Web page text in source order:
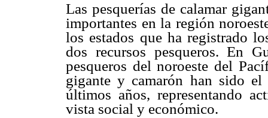
Las pesquerías de calamar
importantes en la región
los estados que ha registrado
dos recursos pesqueros. En
pesqueros del noroeste del
gigante y camarón han sido
últimos años, representando
vista social y económico.